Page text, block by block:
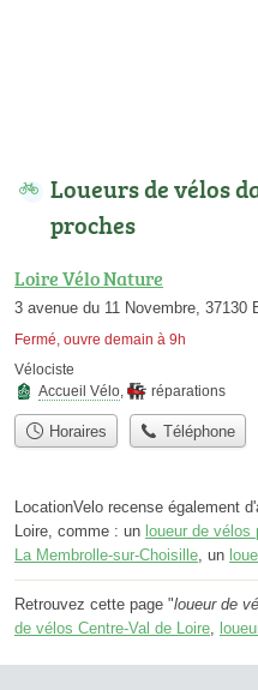
Loueurs de vélos
proches
Loire Vélo Nature
3 avenue du 11 Novembre, 37130
Fermé, ouvre demain à 9h
Vélociste
Accueil Vélo
réparations
Horaires Téléphone
LocationVelo recense également
Loire, comme : un loueur de vélos
La Membrolle-sur-Choisille, un
Retrouvez cette page "loueur de
de vélos Centre-Val de Loire,